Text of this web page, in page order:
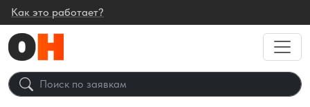
Как это работает?